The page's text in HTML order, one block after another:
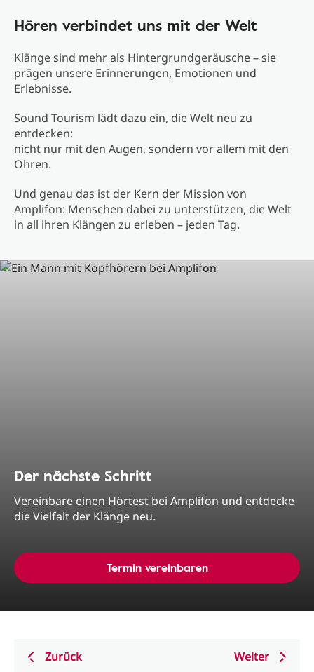
Hören verbindet uns mit der Welt
Klänge sind mehr als Hintergrundgeräusche – sie
prägen unsere Erinnerungen, Emotionen und
Erlebnisse.
Sound Tourism lädt dazu ein, die Welt neu zu
entdecken:
nicht nur mit den Augen, sondern vor allem mit den
Ohren.
Und genau das ist der Kern der Mission von
Amplifon: Menschen dabei zu unterstützen, die Welt
in all ihren Klängen zu erleben – jeden Tag.
Der nächste Schritt
Vereinbare einen Hörtest bei Amplifon und entdecke
die Vielfalt der Klänge neu.
Termin vereinbaren
Zurück Weiter